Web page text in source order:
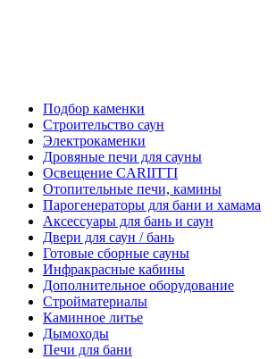
Подбор каменки
Строительство саун
Электрокаменки
Дровяные печи для сауны
Освещение CARIITTI
Отопительные печи, камины
Парогенераторы для бани и хамама
Аксессуары для бань и саун
Двери для саун / бань
Готовые сборные сауны
Инфракрасные кабины
Дополнительное оборудование
Стройматериалы
Каминное литье
Дымоходы
Печи для бани